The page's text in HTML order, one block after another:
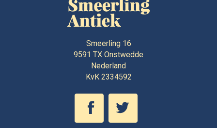
Smeerling 16
9591 TX Onstwedde
Nederland
KvK 2334592